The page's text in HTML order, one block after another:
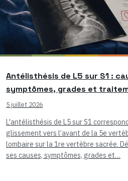
Antélisthésis de L5 sur S1 :
symptômes, grades et
5 juillet 2026
L'antélisthésis de L5 sur S1
glissement vers l’avant de la 5e
lombaire sur la 1re vertèbre sacrée.
ses causes, symptômes, grades et…